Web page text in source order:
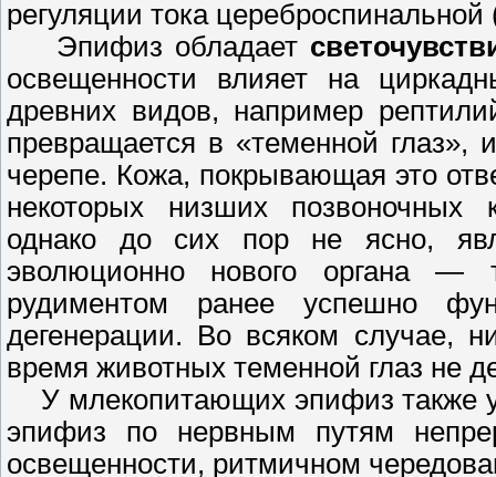
регуляции тока
Эпифиз обладает
освещенности влияет на
древних видов, например
превращается в «теменной глаз»,
черепе. Кожа, покрывающая это
некоторых низших позвоночных
однако до сих пор не ясно,
эволюционно нового органа —
рудиментом ранее успешно
дегенерации. Во всяком случае,
время животных теменной глаз не
У млекопитающих эпифиз также
эпифиз по нервным путям
освещенности, ритмичном